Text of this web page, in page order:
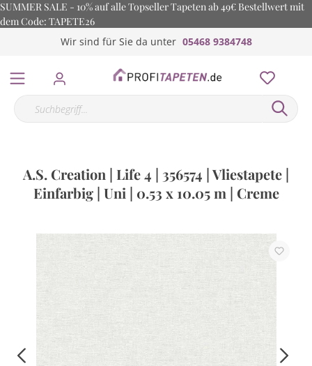
SUMMER SALE - 10% auf alle Topseller Tapeten ab 49€ Bestellwert mit
dem Code: TAPETE26
Wir sind für Sie da unter 05468 9384748
A.S. Creation | Life 4 | 356574 | Vliestapete |
Einfarbig | Uni | 0.53 x 10.05 m | Creme